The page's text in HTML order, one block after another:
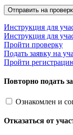
Инструкция для
Инструкция для
Пройти проверку
Подать заявку на
Пройти
Повторно подать
Ознакомлен и
Отказаться от